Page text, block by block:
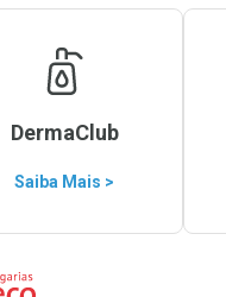
DermaClub
Saiba Mais >